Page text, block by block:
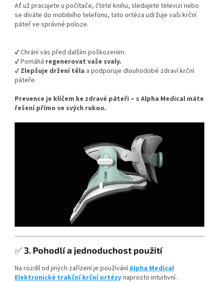
Ať už pracujete u počítače, čtete knihu, sledujete televizi nebo
se díváte do mobilního telefonu, tato ortéza udržuje vaši krční
páteř ve správné poloze.
✔ Chrání vás před dalším poškozením.
✔ Pomáhá regenerovat vaše svaly.
✔ Zlepšuje držení těla a podporuje dlouhodobé zdraví krční
páteře.
Prevence je klíčem ke zdravé páteři – s Alpha Medical máte
řešení přímo ve svých rukou.
✅3. Pohodlí a jednoduchost použití
Na rozdíl od jiných zařízení je používáníAlpha Medical
Elektronické trakční krční ortézynaprosto intuitivní.